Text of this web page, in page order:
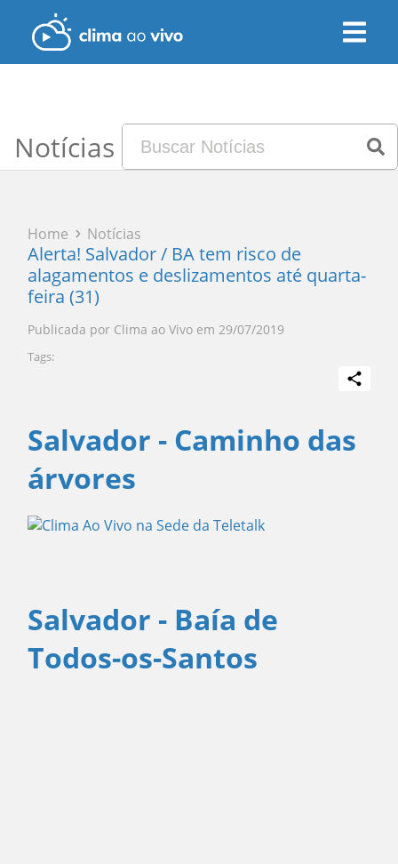
Notícias
Home Notícias
Alerta! Salvador / BA tem risco de
alagamentos e deslizamentos até quarta-
feira (31)
Publicada por Clima ao Vivo em 29/07/2019
Tags:
Salvador - Caminho das
árvores
Salvador - Baía de
Todos-os-Santos